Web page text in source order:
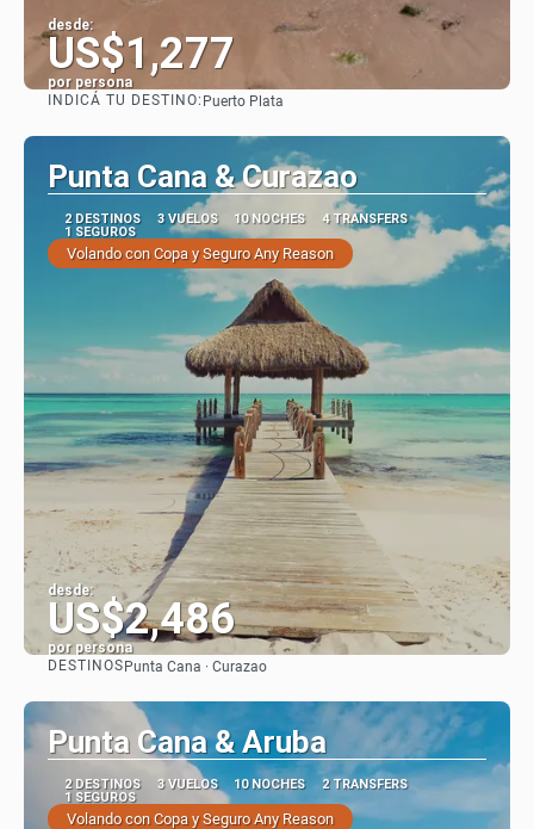
desde:
US$1,277
por persona
Ver
INDICÁ TU DESTINO: Puerto Plata
Punta Cana & Curazao
2 DESTINOS 3 VUELOS 10 NOCHES
4 TRANSFERS
1 SEGUROS
Volando con Copa y Seguro Any Reason
desde:
US$2,486
por persona
Ver
DESTINOSPunta Cana · Curazao
Punta Cana & Aruba
2 DESTINOS 3 VUELOS 10 NOCHES
2 TRANSFERS
1 SEGUROS
Volando con Copa y Seguro Any Reason